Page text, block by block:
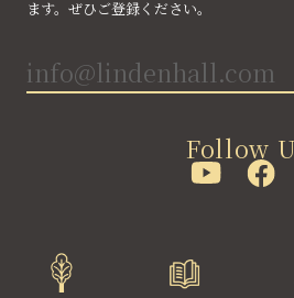
ます。ぜひご登録ください。
Follow
©lindenhall school All